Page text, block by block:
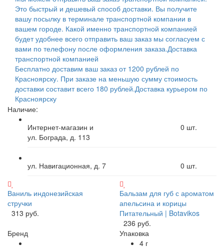
Это быстрый и дешевый способ доставки. Вы получите
вашу посылку в терминале транспортной компании в
вашем городе. Какой именно транспортной компанией
будет удобнее всего отправить ваш заказ мы согласуем с
вами по телефону после оформления заказа.Доставка
транспортной компанией
Бесплатно доставим ваш заказ от 1200 рублей по
Красноярску. При заказе на меньшую сумму стоимость
доставки составит всего 180 рублей.Доставка курьером по
Красноярску
Наличие:
Интернет-магазин и
ул. Бограда, д. 113
0 шт.
ул. Навигационная, д. 7 0 шт.
Ваниль индонезийская
стручки
313 руб.
Бренд
Бальзам для губ с ароматом
апельсина и корицы
Питательный | Botavikos
236 руб.
Упаковка
4 г